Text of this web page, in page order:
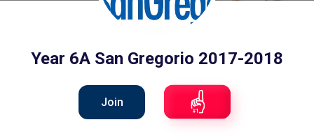
Year 6A San Gregorio 2017-2018
Join